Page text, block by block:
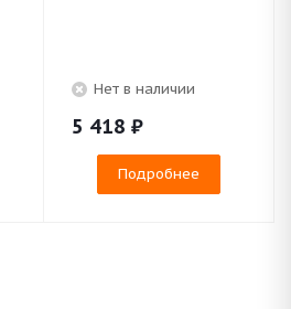
Нет в наличии
5 418 ₽
Подробнее